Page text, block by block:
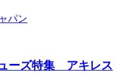
パン
ーズ特集 アキレス